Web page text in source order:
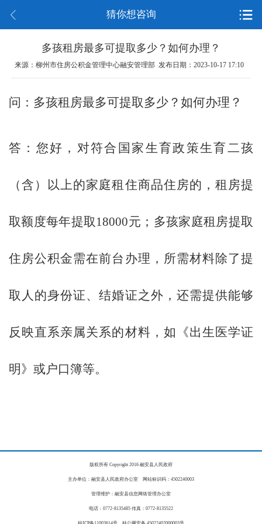
猜你想咨询
多孩租房最多可提取多少？如何办理？
来源：柳州市住房公积金管理中心融安管理部 发布日期：2023-10-17 17:10
问：多孩租房最多可提取多少？如何办理？
答： 您好，对符合国家生育政策生育二孩
（含）以上的家庭租住商品住房的，租房提
取额度每年提取 18000元；多孩家庭租房提取
住房公积金需在前台办理，所需材料除了提
取人的身份证、结婚证之外，还需提供能够
反映直系亲属关系的材料，如《出生医学证
明》或户口簿等。
版权所有 Copyright 2016 融安县人民政府
主办单位：融安县人民政府办公室 网站标识码：4502240003
管理维护：融安县信息网络管理办公室
电话：0772-8135485 传真：0772-8135522